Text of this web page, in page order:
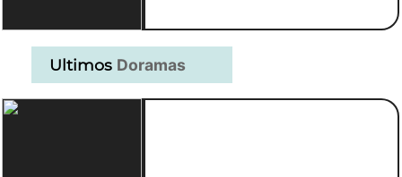
Ultimos Doramas